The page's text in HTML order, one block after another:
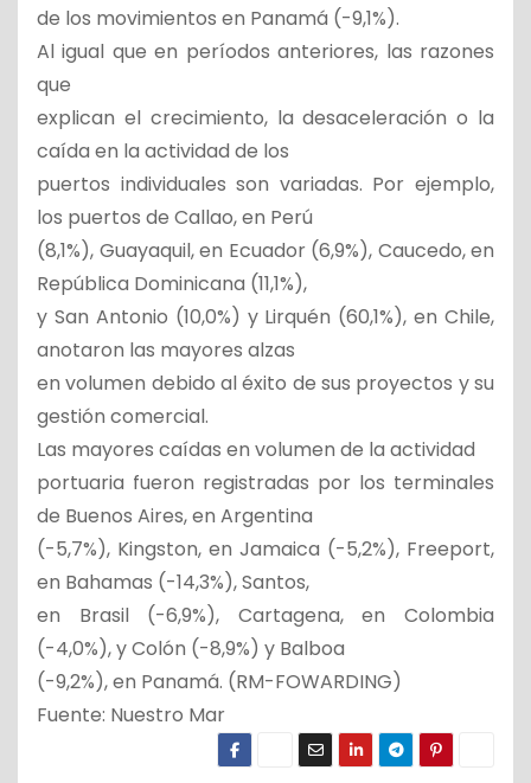
de los movimientos en Panamá (-9,1%).
Al igual que en períodos anteriores, las razones
que
explican el crecimiento, la desaceleración o la
caída en la actividad de los
puertos individuales son variadas. Por ejemplo,
los puertos de Callao, en Perú
(8,1%), Guayaquil, en Ecuador (6,9%), Caucedo, en
República Dominicana (11,1%),
y San Antonio (10,0%) y Lirquén (60,1%), en Chile,
anotaron las mayores alzas
en volumen debido al éxito de sus proyectos y su
gestión comercial.
Las mayores caídas en volumen de la actividad
portuaria fueron registradas por los terminales
de Buenos Aires, en Argentina
(-5,7%), Kingston, en Jamaica (-5,2%), Freeport,
en Bahamas (-14,3%), Santos,
en Brasil (-6,9%), Cartagena, en Colombia
(-4,0%), y Colón (-8,9%) y Balboa
(-9,2%), en Panamá. (RM-FOWARDING)
Fuente: Nuestro Mar